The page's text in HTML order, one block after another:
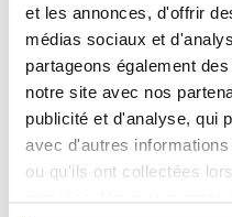
et les annonces, d'offrir
médias sociaux et
partageons également
notre site avec nos
publicité et d'analyse, qui
avec d'autres
ou qu'ils ont collectées
Qualifications et
Profil recherché :